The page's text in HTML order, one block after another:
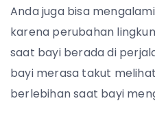
Anda juga bisa
karena perubahan
saat bayi berada di
bayi merasa takut
berlebihan saat bayi